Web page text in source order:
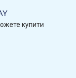
купити